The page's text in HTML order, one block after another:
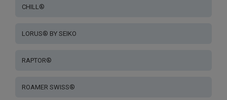
CHILL®
LORUS® BY SEIKO
RAPTOR®
ROAMER SWISS®